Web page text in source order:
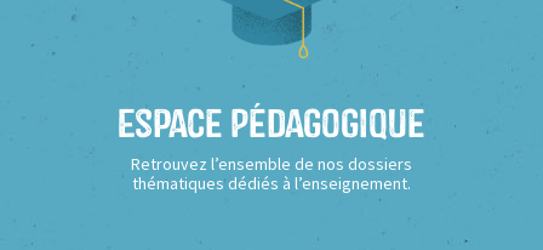
Espace Pédagogique
Retrouvez l’ensemble de nos dossiers
thématiques dédiés à l’enseignement.